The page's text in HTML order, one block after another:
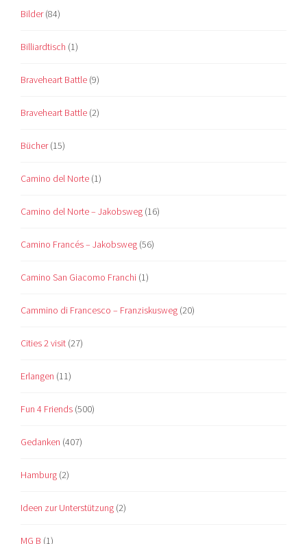
Bilder(84)
Billiardtisch (1)
Braveheart Battle (9)
Braveheart Battle (2)
Bücher(15)
Camino del Norte (1)
Camino del Norte – Jakobsweg (16)
Camino Francés – Jakobsweg (56)
Camino San Giacomo Franchi (1)
Cammino di Francesco – Franziskusweg (20)
Cities 2 visit (27)
Erlangen (11)
Fun 4 Friends (500)
Gedanken (407)
Hamburg (2)
Ideen zur Unterstützung (2)
MG B (1)